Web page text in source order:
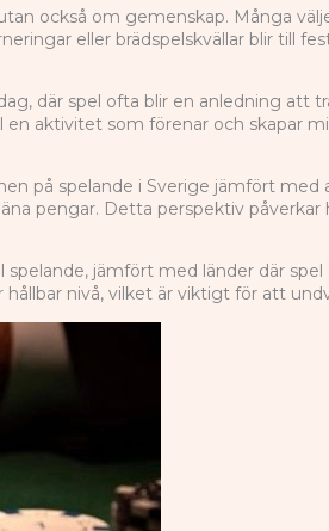
också om gemenskap. Många
eller brädspelskvällar blir till
där spel ofta blir en anledning att
aktivitet som förenar och skapar
på spelande i Sverige jämfört med
pengar. Detta perspektiv
jämfört med länder där
nivå, vilket är viktigt för att